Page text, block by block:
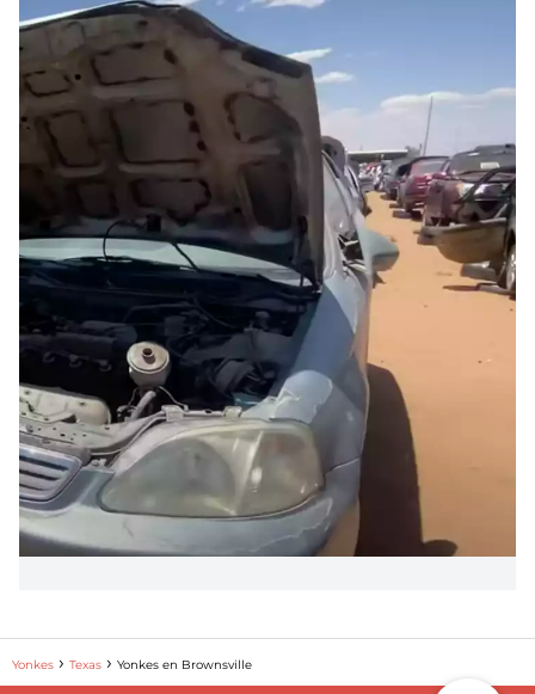
Yonkes Texas Yonkes en Brownsville